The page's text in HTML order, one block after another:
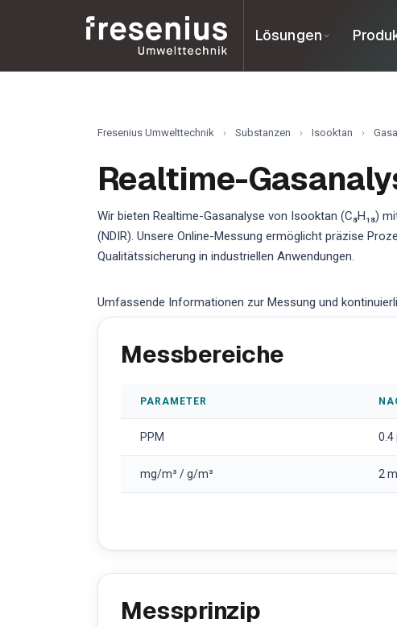
Lösungen
Fresenius Umwelttechnik › Substanzen › Isooktan ›
Realtime-
Wir bieten Realtime-Gasanalyse von Isooktan (C₈H₁₈)
(NDIR). Unsere Online-Messung ermöglicht präzise
Qualitätssicherung in industriellen Anwendungen.
Umfassende Informationen zur Messung und
Messbereiche
PARAMETER
PPM 0.4
mg/m³ / g/m³ 2
Messprinzip